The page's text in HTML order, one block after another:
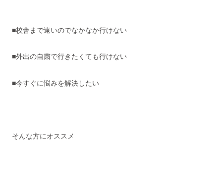
■校舎まで遠いのでなかなか行けない
■外出の自粛で行きたくても行けない
■今すぐに悩みを解決したい
そんな方にオススメ